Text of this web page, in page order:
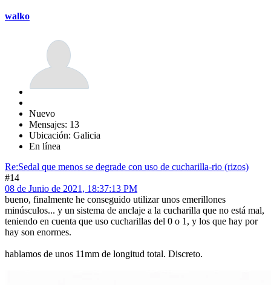
walko
Nuevo
Mensajes: 13
Ubicación: Galicia
En línea
Re:Sedal que menos se degrade con uso de cucharilla-rio (rizos)
#14
08 de Junio de 2021, 18:37:13 PM
bueno, finalmente he conseguido utilizar unos emerillones
minúsculos... y un sistema de anclaje a la cucharilla que no está mal,
teniendo en cuenta que uso cucharillas del 0 o 1, y los que hay por
hay son enormes.
hablamos de unos 11mm de longitud total. Discreto.